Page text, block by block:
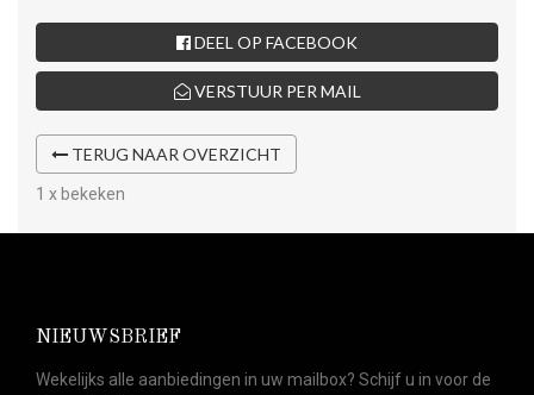
DEEL OP FACEBOOK
VERSTUUR PER MAIL
TERUG NAAR OVERZICHT
1 x bekeken
NIEUWSBRIEF
Wekelijks alle aanbiedingen in uw mailbox? Schijf u in voor de